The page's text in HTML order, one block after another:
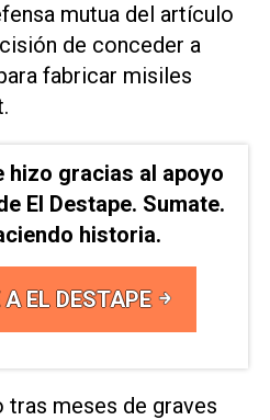
mutua del artículo
de conceder a
fabricar misiles
hizo gracias al apoyo
El Destape. Sumate.
historia.
EL DESTAPE
tras ​meses de graves